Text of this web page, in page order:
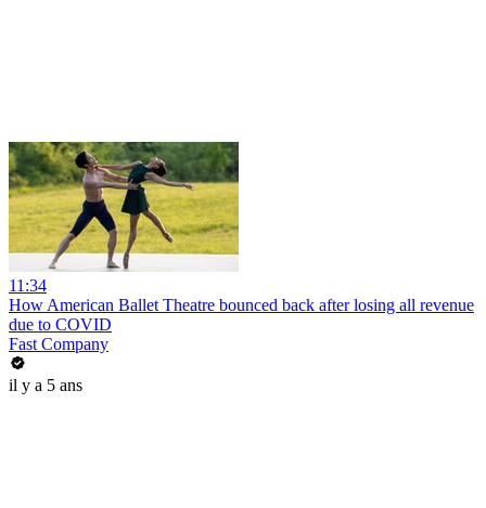
11:34
How American Ballet Theatre bounced back after losing all revenue
due to COVID
Fast Company
il y a 5 ans